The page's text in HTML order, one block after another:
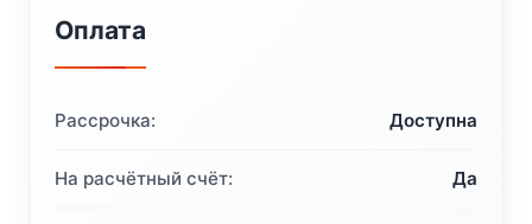
Оплата
Рассрочка: Доступна
На расчётный счёт: Да